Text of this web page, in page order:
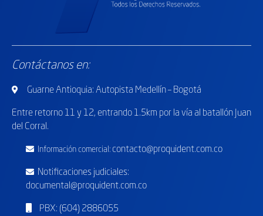
Contáctanos en:
Guarne Antioquia: Autopista Medellín – Bogotá
Entre retorno 11 y 12, entrando 1.5km por la vía al batallón Juan
del Corral.
Información comercial: contacto@proquident.com.co
Notificaciones judiciales:
documental@proquident.com.co
PBX: (604) 2886055